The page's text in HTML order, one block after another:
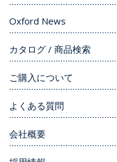
Oxford News
カタログ / 商品検索
ご購入について
よくある質問
会社概要